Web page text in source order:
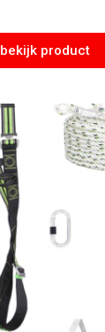
bekijk product